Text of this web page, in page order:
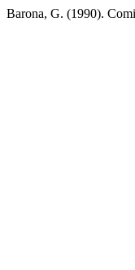
Barona, G. (1990).